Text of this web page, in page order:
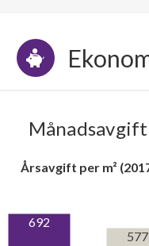
Månadsavgift
Årsavgift per m²
692
577